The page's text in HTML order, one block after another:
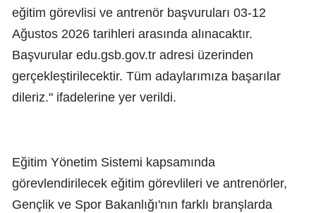
eğitim görevlisi ve antrenör başvuruları 03-12
Ağustos 2026 tarihleri arasında alınacaktır.
Başvurular edu.gsb.gov.tr adresi üzerinden
gerçekleştirilecektir. Tüm adaylarımıza başarılar
dileriz." ifadelerine yer verildi.
Eğitim Yönetim Sistemi kapsamında
görevlendirilecek eğitim görevlileri ve antrenörler,
Gençlik ve Spor Bakanlığı'nın farklı branşlarda